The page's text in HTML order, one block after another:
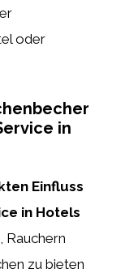
oder
in
Einfluss
in Hotels
Rauchern
zu bieten